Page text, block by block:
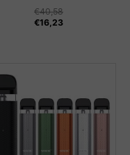
€40,58
€16,23